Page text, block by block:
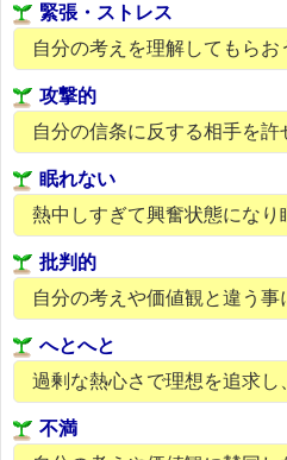
緊張・ストレス
自分の考えを理解してもらお
攻撃的
自分の信条に反する相手を許
眠れない
熱中しすぎて興奮状態になり
批判的
自分の考えや価値観と違う事
へとへと
過剰な熱心さで理想を追求し
不満